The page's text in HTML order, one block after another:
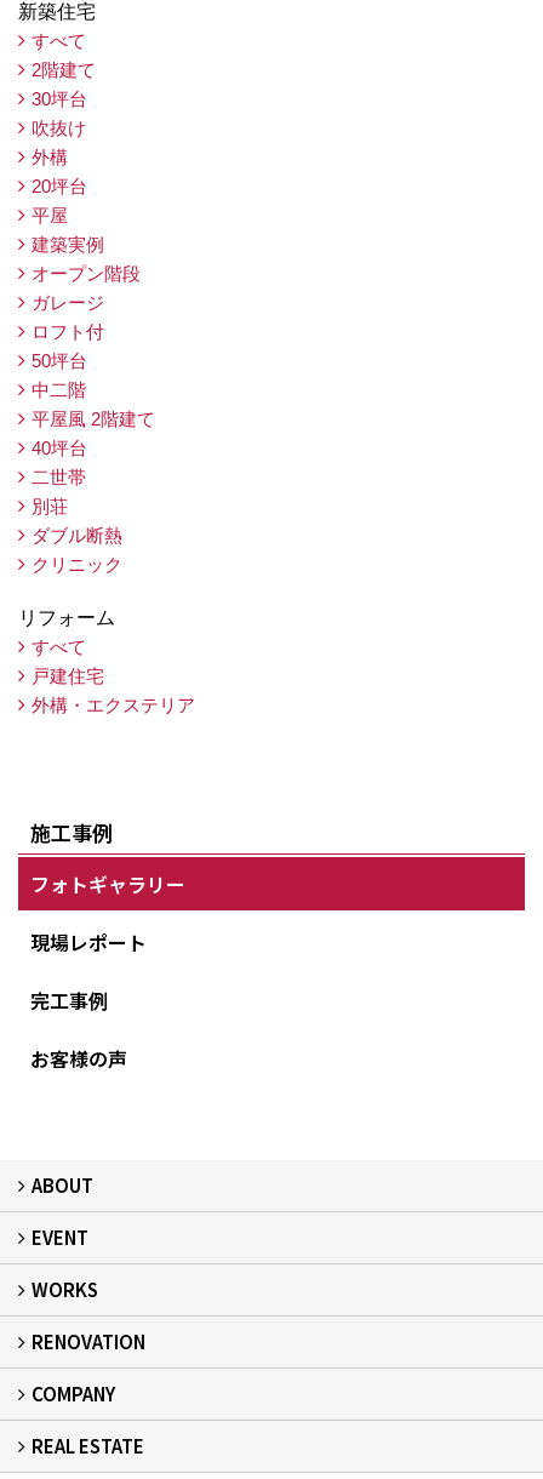
新築住宅
すべて
2階建て
30坪台
吹抜け
外構
20坪台
平屋
建築実例
オープン階段
ガレージ
ロフト付
50坪台
中二階
平屋風 2階建て
40坪台
二世帯
別荘
ダブル断熱
クリニック
リフォーム
すべて
戸建住宅
外構・エクステリア
施工事例
フォトギャラリー
現場レポート
完工事例
お客様の声
ABOUT
フィアスホームとは
家づくりの流れ
デザイン：注文住宅
居心地：断熱・気密
健康：健康住宅
安心：耐震・保証
自立：次世代レジリエンス住宅
絆：ひと
EVENT
イベント予告
イベント報告
WORKS
建築事例
現場レポート
完工事例
お客様の声
RENOVATION
リフォーム
COMPANY
事業所概要
スタッフ紹介
スタッフブログ
プライバシーポリシー
REAL ESTATE